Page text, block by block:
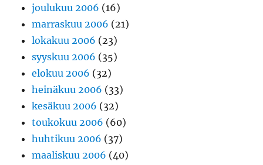
joulukuu 2006 (16)
marraskuu 2006 (21)
lokakuu 2006 (23)
syyskuu 2006 (35)
elokuu 2006 (32)
heinäkuu 2006 (33)
kesäkuu 2006 (32)
toukokuu 2006 (60)
huhtikuu 2006 (37)
maaliskuu 2006 (40)